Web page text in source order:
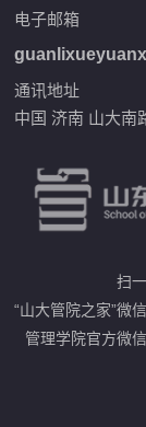
电子邮箱
通讯地址
中国 济南 山大南
扫
“山大管院之家”微
管理学院官方微